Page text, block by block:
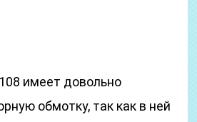
имеет довольно
обмотку, так как в ней